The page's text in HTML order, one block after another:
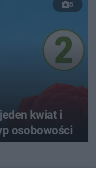
5
kwiat i
osobowości